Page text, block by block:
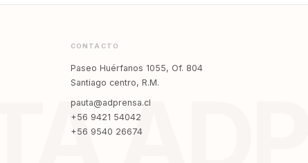
CONTACTO
Paseo Huérfanos 1055, Of. 804
Santiago centro, R.M.
pauta@adprensa.cl
+56 9421 54042
+56 9540 26674